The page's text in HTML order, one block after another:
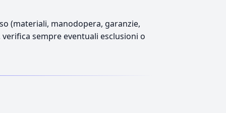
(materiali, manodopera, garanzie,
sempre eventuali esclusioni o